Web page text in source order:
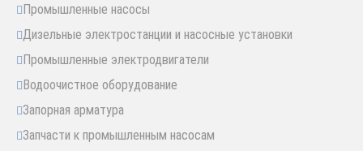
Промышленные насосы
Дизельные электростанции и насосные установки
Промышленные электродвигатели
Водоочистное оборудование
Запорная арматура
Запчасти к промышленным насосам